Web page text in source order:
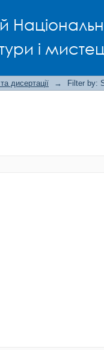
і
дисертації → Filter by: